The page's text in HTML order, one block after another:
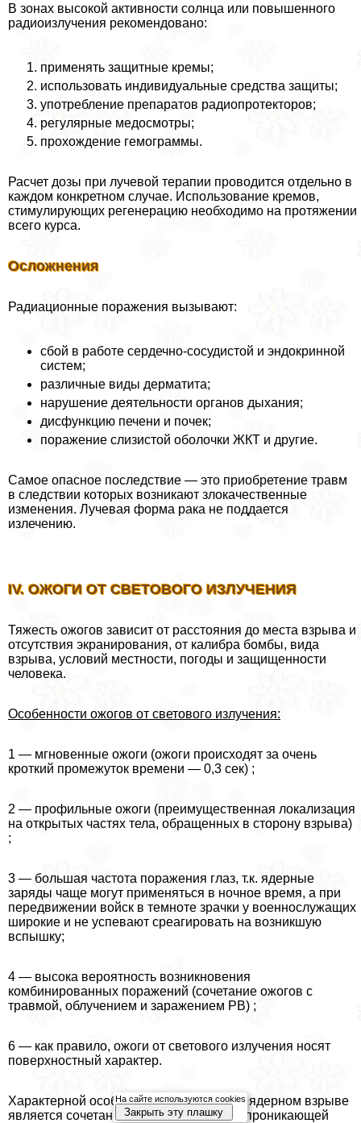
В зонах высокой активности солнца или повышенного
радиоизлучения рекомендовано:
применять защитные кремы;
использовать индивидуальные средства защиты;
употрeбление препаратов радиопротекторов;
регулярные медосмотры;
прохождение гемограммы.
Расчет дозы при лучевой терапии проводится отдельно в
каждом конкретном случае. Использование кремов,
стимулирующих регенерацию необходимо на протяжении
всего курса.
Осложнения
Радиационные поражения вызывают:
сбой в работе сердечно-сосудистой и эндокринной
систем;
различные виды дерматита;
нарушение деятельности органов дыхания;
дисфункцию печени и почек;
поражение слизистой оболочки ЖКТ и другие.
Самое опасное последствие — это приобретение травм
в следствии которых возникают злокачественные
изменения. Лучевая форма paка не поддается
излечению.
IV. ОЖОГИ ОТ СВЕТОВОГО ИЗЛУЧЕНИЯ
Тяжесть ожогов зависит от расстояния до места взрыва и
отсутствия экранирования, от калибра бомбы, вида
взрыва, условий местности, погоды и защищенности
человека.
Особенности ожогов от светового излучения:
1 — мгновенные ожоги (ожоги происходят за очень
кроткий промежуток времени — 0,3 сек) ;
2 — профильные ожоги (преимущественная локализация
на открытых частях тела, обращенных в сторону взрыва)
;
3 — большая частота поражения глаз, т.к. ядерные
заряды чаще могут применяться в ночное время, а при
передвижении войск в темноте зрачки у военнослужащих
широкие и не успевают среагировать на возникшую
вспышку;
4 — высока вероятность возникновения
комбинированных поражений (сочетание ожогов с
травмой, облучением и заражением РВ) ;
6 — как правило, ожоги от светового излучения носят
поверхностный хаpaктер.
Хаpaктерной особенностью ожогов при ядерном взрыве
является сочетание их с воздействием проникающей
На сайте используются cookies
Закрыть эту плашку